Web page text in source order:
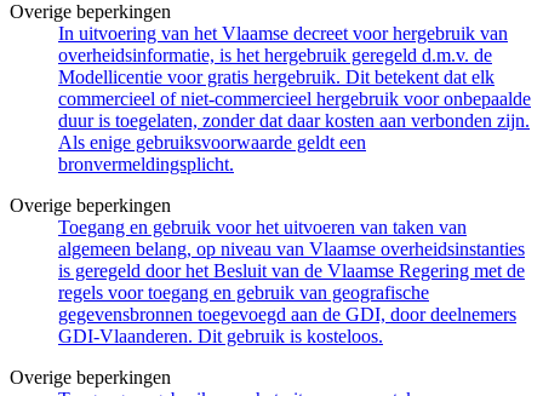
Overige beperkingen
In uitvoering van het Vlaamse decreet voor hergebruik van
overheidsinformatie, is het hergebruik geregeld d.m.v. de
Modellicentie voor gratis hergebruik. Dit betekent dat elk
commercieel of niet-commercieel hergebruik voor onbepaalde
duur is toegelaten, zonder dat daar kosten aan verbonden zijn.
Als enige gebruiksvoorwaarde geldt een
bronvermeldingsplicht.
Overige beperkingen
Toegang en gebruik voor het uitvoeren van taken van
algemeen belang, op niveau van Vlaamse overheidsinstanties
is geregeld door het Besluit van de Vlaamse Regering met de
regels voor toegang en gebruik van geografische
gegevensbronnen toegevoegd aan de GDI, door deelnemers
GDI-Vlaanderen. Dit gebruik is kosteloos.
Overige beperkingen